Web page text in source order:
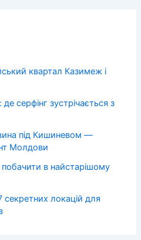
квартал Казимеж і
серфінг зустрічається з
під Кишиневом —
Молдови
в найстарішому
секретних локацій для